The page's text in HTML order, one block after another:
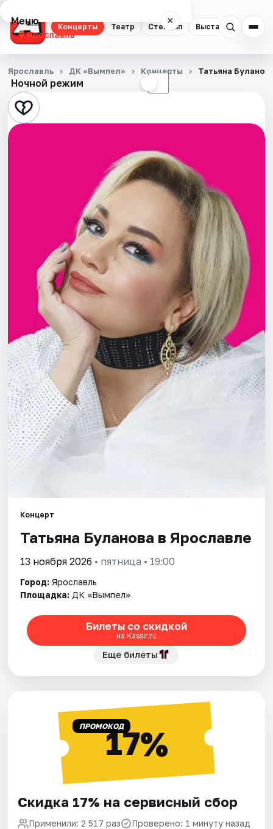
Концерты Театр Стендап Выставки
Меню ×
Ярославль
Концерты
Театр
Стендап
Города
Площадки
Артисты
Рейтинги
Ночной режим ☾
Ярославль ДК «Вымпел» Концерты Татьяна
Концерт
Татьяна Буланова в Ярославле
13 ноября 2026 • пятница • 19:00
Город: Ярославль
Площадка: ДК «Вымпел»
Билеты со скидкой
на Kassir.ru
Еще билеты
ПРОМОКОД17%
Скидка 17% на сервисный сбор
Применили: 2 517 раз Проверено: 1 минуту назад